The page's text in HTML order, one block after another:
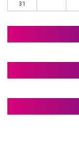
31
札幌市Ｔ様